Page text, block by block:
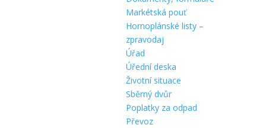
Markétská pouť
Hornoplánské listy –
zpravodaj
Úřad
Úřední deska
Životní situace
Sběrný dvůr
Poplatky za odpad
Převoz